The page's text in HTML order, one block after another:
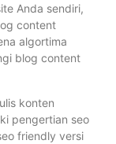
Anda sendiri,
content
algortima
blog content
konten
pengertian seo
friendly versi